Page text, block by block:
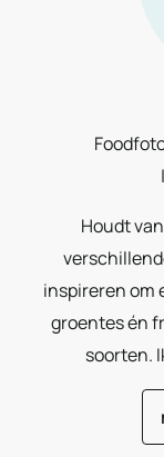
|
Houdt
inspireren om
groentes én
soorten.